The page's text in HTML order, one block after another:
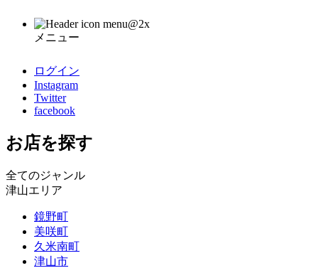
メニュー
ログイン
Instagram
Twitter
facebook
お店を探す
全てのジャンル
津山エリア
鏡野町
美咲町
久米南町
津山市